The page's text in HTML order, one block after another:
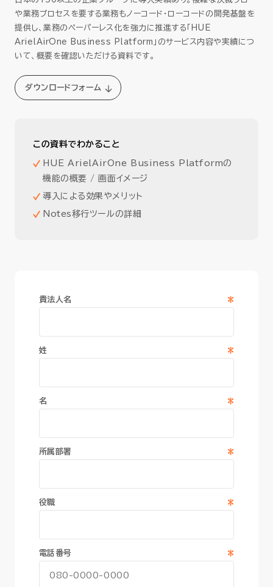
や業務プロセスを要する業務もノーコード・ローコードの開発基盤を
提供し、業務のペーパーレス化を強力に推進する「HUE
ArielAirOne Business Platform」のサービス内容や実績につ
いて、概要を確認いただける資料です。
ダウンロードフォーム
この資料でわかること
HUE ArielAirOne Business Platformの
機能の概要 / 画面イメージ
導入による効果やメリット
Notes移行ツールの詳細
*
貴法人名
*
姓
*
名
*
所属部署
*
役職
*
電話番号